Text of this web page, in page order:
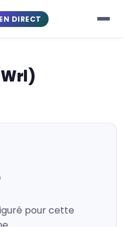
EN DIRECT
pour cette